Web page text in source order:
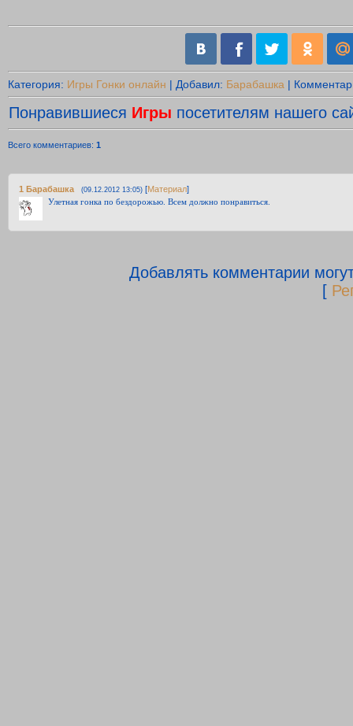
Категория: Игры Гонки онлайн | Добавил: Барабашка |
Понравившиеся Игры посетителям нашего
Всего комментариев: 1
1 Барабашка (09.12.2012 13:05) [Материал]
Улетная гонка по бездорожью. Всем должно понравиться.
Добавлять комментарии
[